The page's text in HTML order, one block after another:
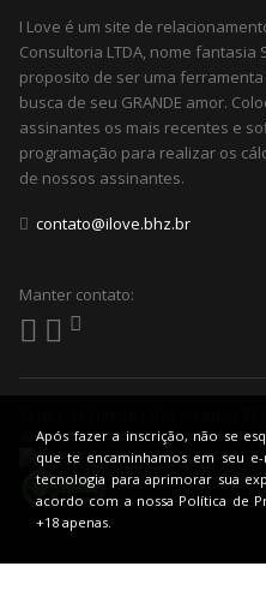
I Love é um site de
Consultoria LTDA, nome fantasia
proposito de ser uma
busca de seu GRANDE amor.
assinantes os mais recentes e
programação para realizar os
de nossos assinantes.
contato@ilove.bhz.br
Manter contato:
amor pode estar aqui! |
Após fazer a inscrição, não se
que te encaminhamos em seu
tecnologia para aprimorar sua
acordo com a nossa Política de
+18 apenas.